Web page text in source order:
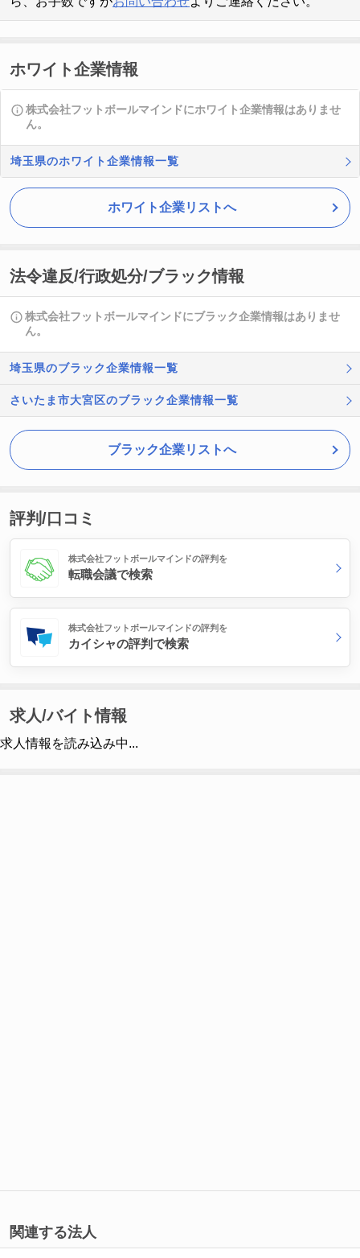
ホワイト企業情報
株式会社フットボールマインドにホワイト企業情報はありませ
ん。
埼玉県のホワイト企業情報一覧
ホワイト企業リストへ
法令違反/行政処分/ブラック情報
株式会社フットボールマインドにブラック企業情報はありませ
ん。
埼玉県のブラック企業情報一覧
さいたま市大宮区のブラック企業情報一覧
ブラック企業リストへ
評判/口コミ
株式会社フットボールマインドの評判を
転職会議で検索
株式会社フットボールマインドの評判を
カイシャの評判で検索
求人/バイト情報
求人情報を読み込み中...
関連する法人